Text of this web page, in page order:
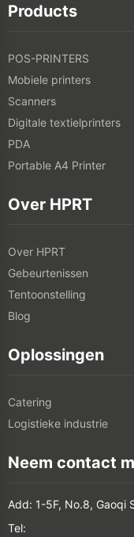
Products
POS-PRINTERS
Mobiele printers
Scanners
Digitale textielprinters
PDA
Portable A4 Printer
Over HPRT
Over HPRT
Gebeurtenissen
Tentoonstelling
Blog
Oplossingen
Catering
Logistieke industrie
Neem contact
Add: 1-5F, No.8, Gaoqi
Tel: